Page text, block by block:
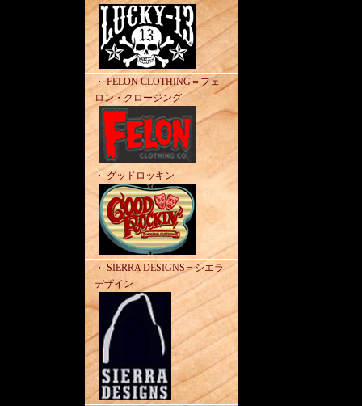
・ FELON CLOTHING＝フェ
ロン・クロージング
・ グッドロッキン
・ SIERRA DESIGNS＝シエラ
デザイン